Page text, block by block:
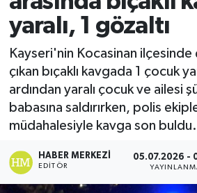
yaralı, 1 gözaltı
Kayseri'nin Kocasinan ilçesinde
çıkan bıçaklı kavgada 1 çocuk
ardından yaralı çocuk ve ailesi
babasına saldırırken, polis
müdahalesiyle kavga son buldu.
HABER MERKEZI
EDITÖR
05.07.2026 -
Ekonomi
Sağlık
Tokat Haber